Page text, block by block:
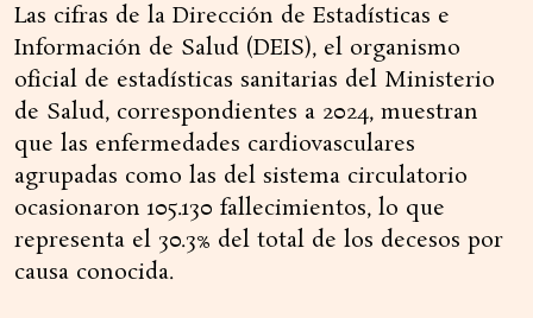
Las cifras de la Dirección de Estadísticas e
Información de Salud (DEIS), el organismo
oficial de estadísticas sanitarias del Ministerio
de Salud, correspondientes a 2024, muestran
que las enfermedades cardiovasculares
agrupadas como las del sistema circulatorio
ocasionaron 105.130 fallecimientos, lo que
representa el 30.3% del total de los decesos por
causa conocida.